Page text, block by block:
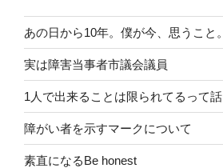
あの日から10年。僕が今、思うこと。
実は障害当事者市議会議員
1人で出来ることは限られてるって話
障がい者を示すマークについて
素直になるBe honest